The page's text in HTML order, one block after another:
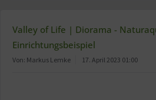
Valley of Life | Diorama -
Einrichtungsbeispiel
Von: Markus Lemke 17. April 2023 01:00